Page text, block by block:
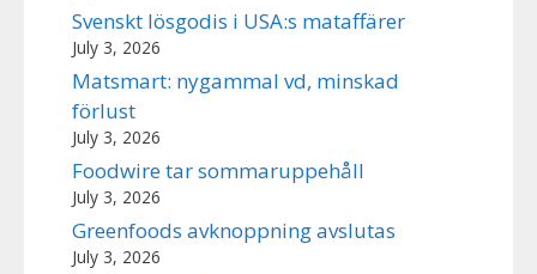
Svenskt lösgodis i USA:s mataffärer
July 3, 2026
Matsmart: nygammal vd, minskad
förlust
July 3, 2026
Foodwire tar sommaruppehåll
July 3, 2026
Greenfoods avknoppning avslutas
July 3, 2026